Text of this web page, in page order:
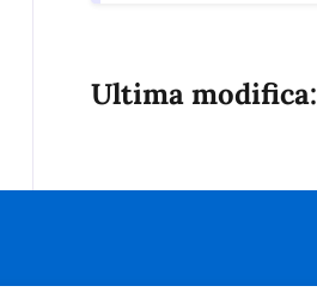
Ultima modifica: